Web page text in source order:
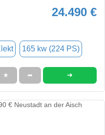
24.490 €
165 kw (224 PS)
★ ➦ ➜